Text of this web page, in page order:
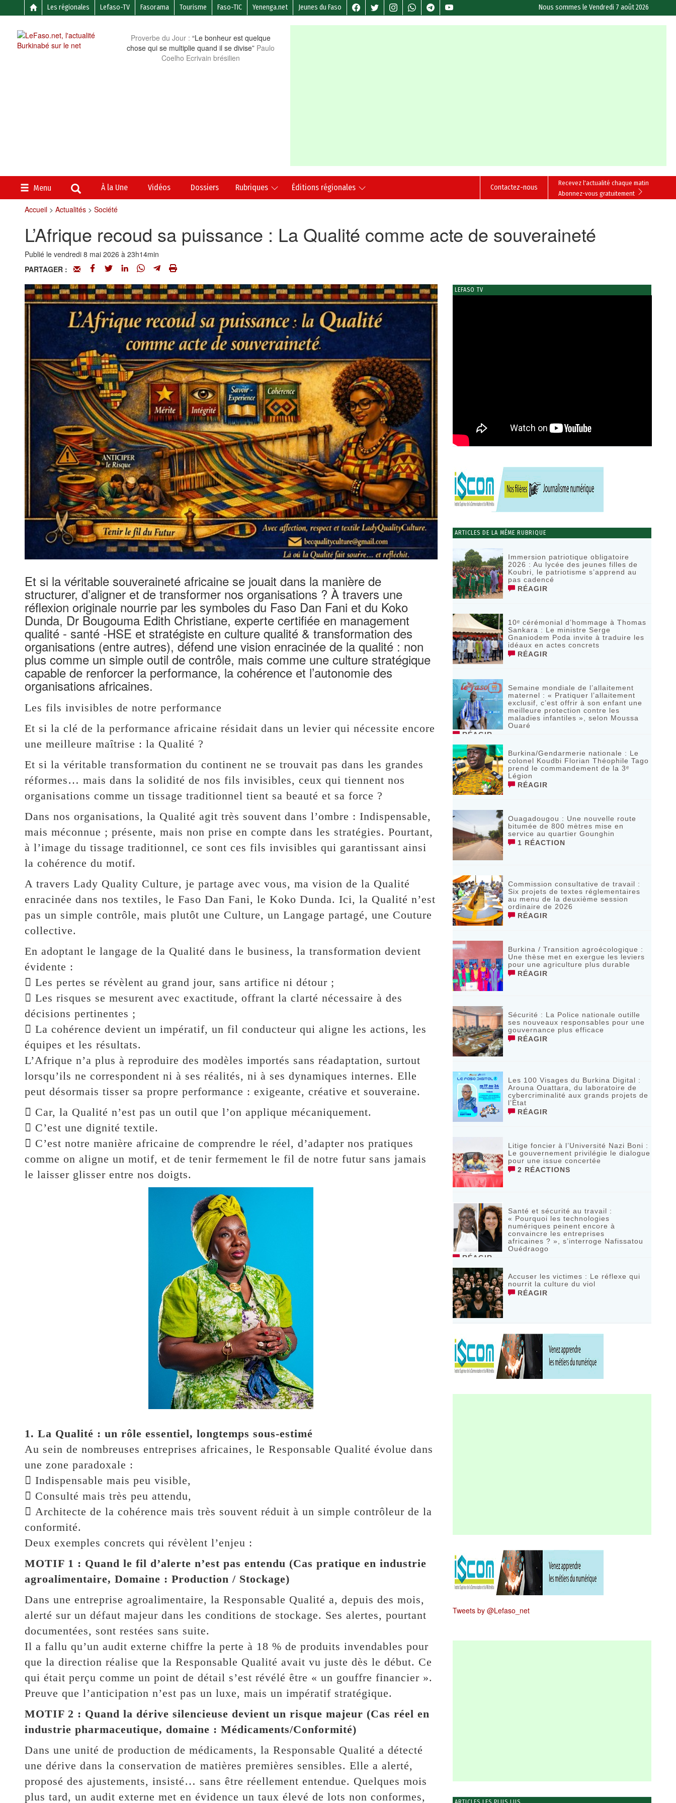
Les régionales Lefaso-TV Fasorama Tourisme Faso-TIC Yenenga.net Jeunes du Faso Nous sommes leVendredi 7 août 2026
Proverbe du Jour : “Le bonheur est quelque
chose qui se multiplie quand il se divise” Paulo
Coelho Ecrivain brésilien
Menu À la Une Vidéos Dossiers Rubriques Éditions régionales
Recevez l'actualité chaque matin
Abonnez-vous gratuitement
Contactez-nous
Accueil> Actualités> Société
L’Afrique recoud sa puissance : La Qualité comme acte de souveraineté
Publié le vendredi 8 mai 2026 à 23h14min
PARTAGER :
Et si la véritable souveraineté africaine se jouait dans la manière de
structurer, d’aligner et de transformer nos organisations ? À travers une
réflexion originale nourrie par les symboles du Faso Dan Fani et du Koko
Dunda, Dr Bougouma Edith Christiane, experte certifiée en management
qualité - santé -HSE et stratégiste en culture qualité & transformation des
organisations (entre autres), défend une vision enracinée de la qualité : non
plus comme un simple outil de contrôle, mais comme une culture stratégique
capable de renforcer la performance, la cohérence et l’autonomie des
organisations africaines.
Les fils invisibles de notre performance
Et si la clé de la performance africaine résidait dans un levier qui nécessite encore
une meilleure maîtrise : la Qualité ?
Et si la véritable transformation du continent ne se trouvait pas dans les grandes
réformes… mais dans la solidité de nos fils invisibles, ceux qui tiennent nos
organisations comme un tissage traditionnel tient sa beauté et sa force ?
Dans nos organisations, la Qualité agit très souvent dans l’ombre : Indispensable,
mais méconnue ; présente, mais non prise en compte dans les stratégies. Pourtant,
à l’image du tissage traditionnel, ce sont ces fils invisibles qui garantissant ainsi
la cohérence du motif.
A travers Lady Quality Culture, je partage avec vous, ma vision de la Qualité
enracinée dans nos textiles, le Faso Dan Fani, le Koko Dunda. Ici, la Qualité n’est
pas un simple contrôle, mais plutôt une Culture, un Langage partagé, une Couture
collective.
En adoptant le langage de la Qualité dans le business, la transformation devient
évidente :
 Les pertes se révèlent au grand jour, sans artifice ni détour ;
 Les risques se mesurent avec exactitude, offrant la clarté nécessaire à des
décisions pertinentes ;
 La cohérence devient un impératif, un fil conducteur qui aligne les actions, les
équipes et les résultats.
L’Afrique n’a plus à reproduire des modèles importés sans réadaptation, surtout
lorsqu’ils ne correspondent ni à ses réalités, ni à ses dynamiques internes. Elle
peut désormais tisser sa propre performance : exigeante, créative et souveraine.
 Car, la Qualité n’est pas un outil que l’on applique mécaniquement.
 C’est une dignité textile.
 C’est notre manière africaine de comprendre le réel, d’adapter nos pratiques
comme on aligne un motif, et de tenir fermement le fil de notre futur sans jamais
le laisser glisser entre nos doigts.
1. La Qualité : un rôle essentiel, longtemps sous‑estimé
Au sein de nombreuses entreprises africaines, le Responsable Qualité évolue dans
une zone paradoxale :
 Indispensable mais peu visible,
 Consulté mais très peu attendu,
 Architecte de la cohérence mais très souvent réduit à un simple contrôleur de la
conformité.
Deux exemples concrets qui révèlent l’enjeu :
MOTIF 1 : Quand le fil d’alerte n’est pas entendu (Cas pratique en industrie
agroalimentaire, Domaine : Production / Stockage)
Dans une entreprise agroalimentaire, la Responsable Qualité a, depuis des mois,
alerté sur un défaut majeur dans les conditions de stockage. Ses alertes, pourtant
documentées, sont restées sans suite.
Il a fallu qu’un audit externe chiffre la perte à 18 % de produits invendables pour
que la direction réalise que la Responsable Qualité avait vu juste dès le début. Ce
qui était perçu comme un point de détail s’est révélé être « un gouffre financier ».
Preuve que l’anticipation n’est pas un luxe, mais un impératif stratégique.
MOTIF 2 : Quand la dérive silencieuse devient un risque majeur (Cas réel en
industrie pharmaceutique, domaine : Médicaments/Conformité)
Dans une unité de production de médicaments, la Responsable Qualité a détecté
une dérive dans la conservation de matières premières sensibles. Elle a alerté,
proposé des ajustements, insisté… sans être réellement entendue. Quelques mois
plus tard, un audit externe met en évidence un taux élevé de lots non conformes,
LEFASO TV
ARTICLES DE LA MÊME RUBRIQUE
Immersion patriotique obligatoire
2026 : Au lycée des jeunes filles de
Koubri, le patriotisme s’apprend au
pas cadencé
RÉAGIR
10ᵉ cérémonial d’hommage à Thomas
Sankara : Le ministre Serge
Gnaniodem Poda invite à traduire les
idéaux en actes concrets
RÉAGIR
Semaine mondiale de l’allaitement
maternel : « Pratiquer l’allaitement
exclusif, c’est offrir à son enfant une
meilleure protection contre les
maladies infantiles », selon Moussa
Ouaré
RÉAGIR
Burkina/Gendarmerie nationale : Le
colonel Koudbi Florian Théophile Tago
prend le commandement de la 3ᵉ
Légion
RÉAGIR
Ouagadougou : Une nouvelle route
bitumée de 800 mètres mise en
service au quartier Gounghin
1 RÉACTION
Commission consultative de travail :
Six projets de textes réglementaires
au menu de la deuxième session
ordinaire de 2026
RÉAGIR
Burkina / Transition agroécologique :
Une thèse met en exergue les leviers
pour une agriculture plus durable
RÉAGIR
Sécurité : La Police nationale outille
ses nouveaux responsables pour une
gouvernance plus efficace
RÉAGIR
Les 100 Visages du Burkina Digital :
Arouna Ouattara, du laboratoire de
cybercriminalité aux grands projets de
l’État
RÉAGIR
Litige foncier à l’Université Nazi Boni :
Le gouvernement privilégie le dialogue
pour une issue concertée
2 RÉACTIONS
Santé et sécurité au travail :
« Pourquoi les technologies
numériques peinent encore à
convaincre les entreprises
africaines ? », s’interroge Nafissatou
Ouédraogo
RÉAGIR
Accuser les victimes : Le réflexe qui
nourrit la culture du viol
RÉAGIR
Tweets by @Lefaso_net